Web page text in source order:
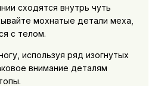
сходятся внутрь чуть
мохнатые детали меха,
с телом.
используя ряд изогнутых
внимание деталям